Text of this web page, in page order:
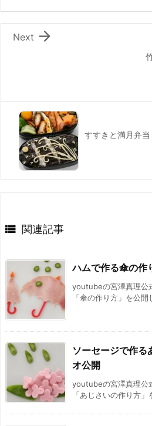
k

Next
すすきと満月弁当
 関連記事
ハムで作る傘の作
youtubeの宮澤真理公
「傘の作り方」を公
ソーセージで作る
オ公開
youtubeの宮澤真理公
「あじさいの作り方